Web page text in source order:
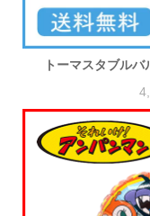
トーマスタブル